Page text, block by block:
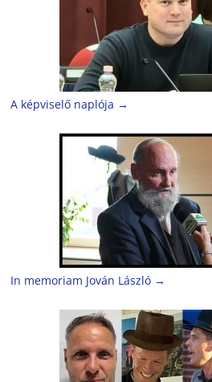
A képviselő naplója →
In memoriam Jován László →